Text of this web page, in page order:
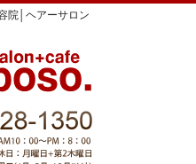
院│ヘアーサロン